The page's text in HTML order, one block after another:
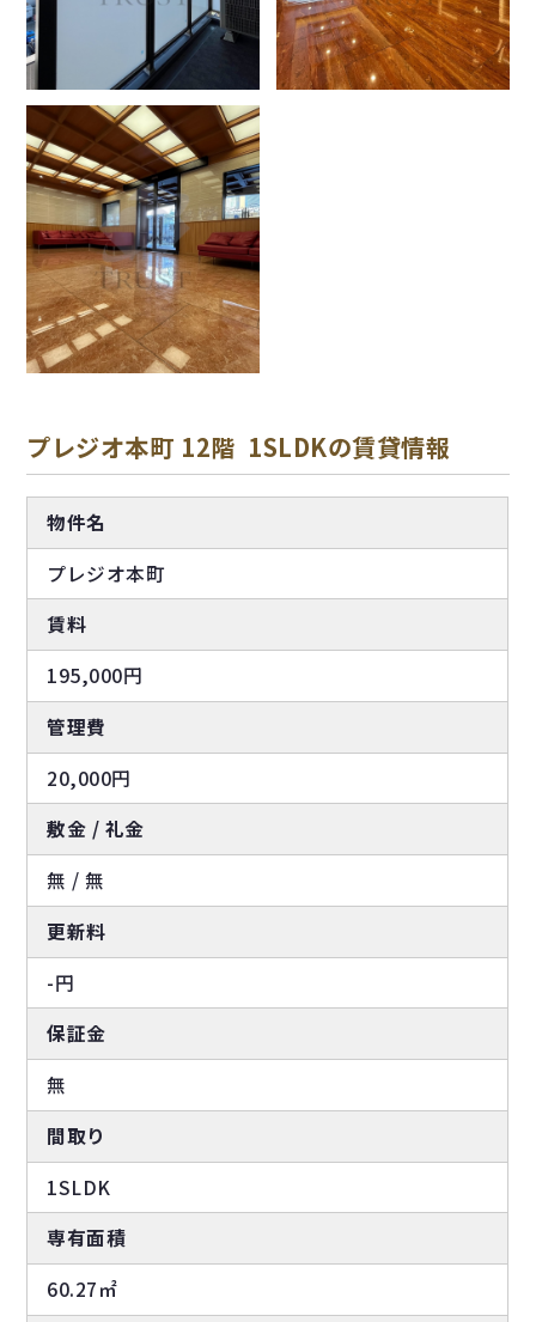
プレジオ本町 12階 1SLDKの賃貸情報
物件名
プレジオ本町
賃料
195,000円
管理費
20,000円
敷金 / 礼金
無 / 無
更新料
-円
保証金
無
間取り
1SLDK
専有面積
60.27㎡